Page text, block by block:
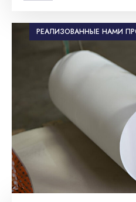
РЕАЛИЗОВАННЫЕ НАМИ